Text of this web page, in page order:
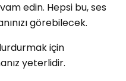
edin. Hepsi bu, ses
görebilecek.
için
yeterlidir.